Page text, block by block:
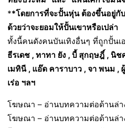
**โดยการที่จะปั้นหุ่น ต้องขึ้นอยู่กั
ด้วยว่าจะยอมให้ปั้นเขาหรือเปล่า
ทั้งนี้คนดังคนบันเทิงอื่นๆ ที่ถูกปั้นเ
ธีรเดช , ทาทา ยัง , บี้ สุกฤษฎิ์ , นิ
เมทินี , แอ๊ด คาราบาว , จา พนม ,
เร่อ ฯลฯ
โฆษณา – อ่านบทความต่อด้านล่า
โฆษณา – อ่านบทความต่อด้านล่า